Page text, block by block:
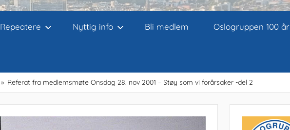
Repeatere Nyttig info Bli medlem Oslogruppen 100 år
Referat fra medlemsmøte Onsdag 28. nov 2001 – Støy som vi forårsaker -del 2